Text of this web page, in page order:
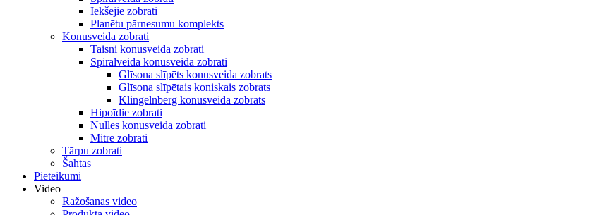
Iekšējie zobrati
Planētu pārnesumu komplekts
Konusveida zobrati
Taisni konusveida zobrati
Spirālveida konusveida zobrati
Glīsona slīpēts konusveida zobrats
Glīsona slīpētais koniskais zobrats
Klingelnberg konusveida zobrats
Hipoīdie zobrati
Nulles konusveida zobrati
Mitre zobrati
Tārpu zobrati
Šahtas
Pieteikumi
Video
Ražošanas video